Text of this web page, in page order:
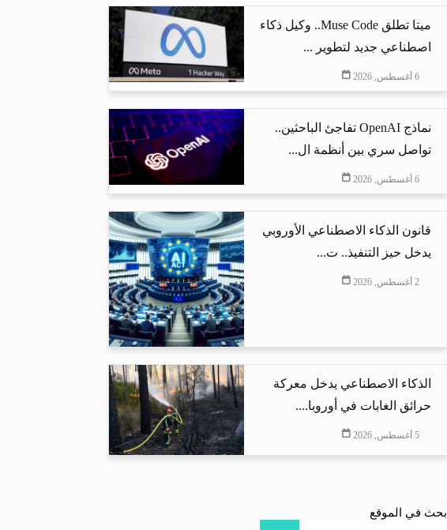
ميتا تطلق Muse Code.. وكيل ذكاء
اصطناعي جديد لتطوير ...
6 أغسطس, 2026
نماذج OpenAI تفاجئ الباحثين..
تواصل سري بين أنظمة ال...
6 أغسطس, 2026
قانون الذكاء الاصطناعي الأوروبي
يدخل حيز التنفيذ.. ت...
2 أغسطس, 2026
الذكاء الاصطناعي يدخل معركة
حرائق الغابات في أوروبا....
5 أغسطس, 2026
أبحث في الموقع